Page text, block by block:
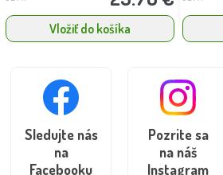
Vložiť do košíka
Sledujte nás
na
Facebooku
Pozrite sa
na náš
Instagram